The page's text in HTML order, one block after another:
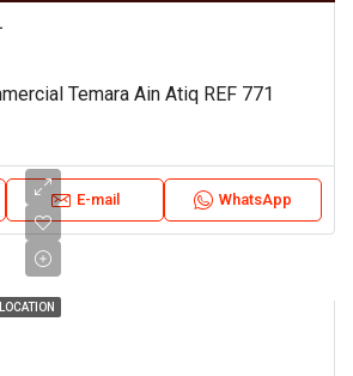
Temara Ain Atiq REF 771
E-mail WhatsApp
LOCATION